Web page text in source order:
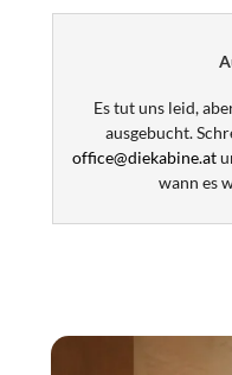
(26 m²). Das Apartment
rundum wohlzufühlen.
Auch zwei
nur für Autos bis zu
110 EUR im
Es gilt ein
Die Wohnung ist ideal
am linken Innufer,
Es tut uns leid,
ausgebucht.
office@diekabine.at
wann es